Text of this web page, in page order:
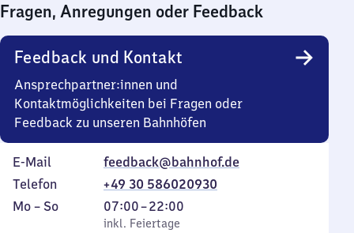
0
Uhr
Fragen, Anregungen oder Feedback
Feedback und Kontakt
Ansprechpartner:innen und
Kontaktmöglichkeiten bei Fragen oder
Feedback zu unseren Bahnhöfen
E-Mail
feedback@bahnhof.de
Telefon
+49 30 586020930
Montag
Mo – So,
inkl. Feiertage
07:00–22:00
Von
7
inkl. Feiertage